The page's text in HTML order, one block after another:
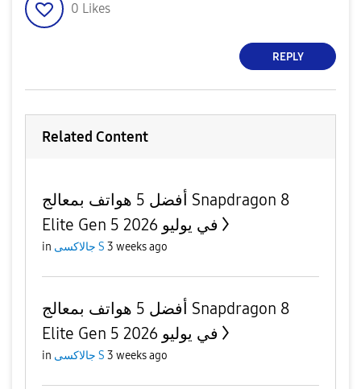
0 Likes
REPLY
Related Content
أفضل 5 هواتف بمعالج Snapdragon 8
Elite Gen 5 في يوليو 2026
in جالاكسى S 3 weeks ago
أفضل 5 هواتف بمعالج Snapdragon 8
Elite Gen 5 في يوليو 2026
in جالاكسى S 3 weeks ago